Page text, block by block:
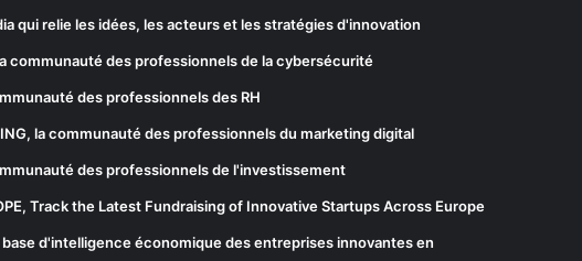
qui relie les idées, les acteurs et les stratégies d'innovation
communauté des professionnels de la cybersécurité
des professionnels des RH
, la communauté des professionnels du marketing digital
des professionnels de l'investissement
, Track the Latest Fundraising of Innovative Startups Across Europe
base d'intelligence économique des entreprises innovantes en